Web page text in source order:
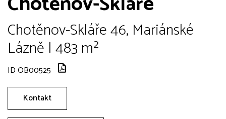
Chotěnov-Skláře 46, Mariánské
Lázně | 483 m²
ID OB00525
Kontakt